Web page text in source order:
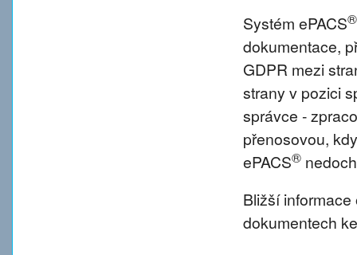
Systém ePACS®
dokumentace,
GDPR mezi
strany v pozici
správce -
přenosovou,
ePACS®
Bližší
dokumentech